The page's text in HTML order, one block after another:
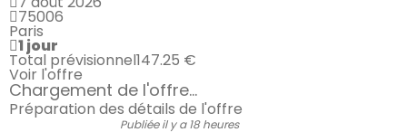
75006
Paris
1 jour
Total prévisionnel147.25 €
Voir l'offre
Chargement de l'offre...
Préparation des détails de l'offre
Publiée il y a 18 heures